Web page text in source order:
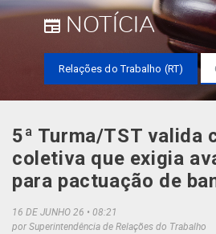
NOTÍCIA
Relações do Trabalho (RT)
5ª Turma/TST valida
coletiva que exigia
para pactuação de
16 DE JUNHO 26
08:21
por Superintendência de Relações do Trabalho